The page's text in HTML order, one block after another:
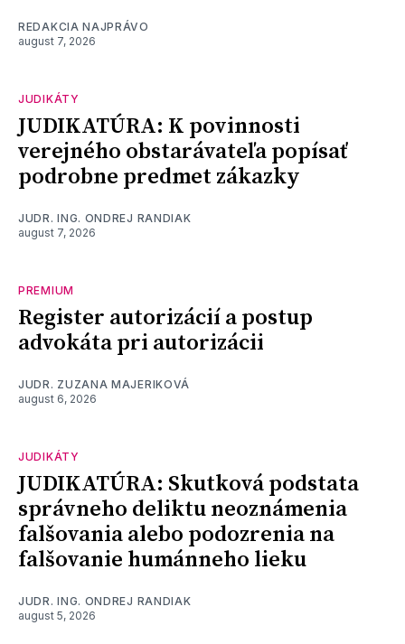
REDAKCIA NAJPRÁVO
august 7, 2026
JUDIKÁTY
JUDIKATÚRA: K povinnosti
verejného obstarávateľa popísať
podrobne predmet zákazky
JUDR. ING. ONDREJ RANDIAK
august 7, 2026
PREMIUM
Register autorizácií a postup
advokáta pri autorizácii
JUDR. ZUZANA MAJERIKOVÁ
august 6, 2026
JUDIKÁTY
JUDIKATÚRA: Skutková podstata
správneho deliktu neoznámenia
falšovania alebo podozrenia na
falšovanie humánneho lieku
JUDR. ING. ONDREJ RANDIAK
august 5, 2026